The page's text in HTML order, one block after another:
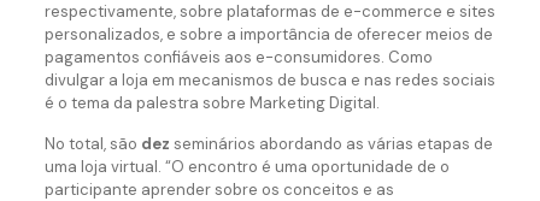
respectivamente, sobre plataformas de e-commerce e sites
personalizados, e sobre a importância de oferecer meios de
pagamentos confiáveis aos e-consumidores. Como
divulgar a loja em mecanismos de busca e nas redes sociais
é o tema da palestra sobre Marketing Digital.
No total, são dez seminários abordando as várias etapas de
uma loja virtual. “O encontro é uma oportunidade de o
participante aprender sobre os conceitos e as